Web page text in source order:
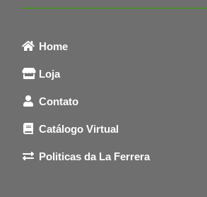
Home
Loja
Contato
Catálogo Virtual
Politicas da La Ferrera